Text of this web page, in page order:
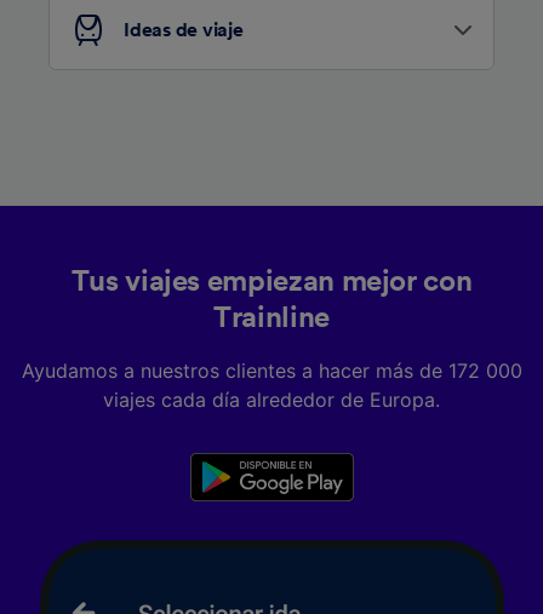
Ideas de viaje
Tus viajes empiezan mejor con
Trainline
Ayudamos a nuestros clientes a hacer más de 172 000
viajes cada día alrededor de Europa.